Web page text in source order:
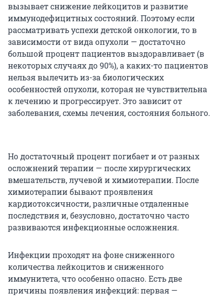
вызывает снижение лейкоцитов и развитие
иммунодефицитных состояний. Поэтому если
рассматривать успехи детской онкологии, то в
зависимости от вида опухоли — достаточно
большой процент пациентов выздоравливает (в
некоторых случаях до 90%), а каких-то пациентов
нельзя вылечить из-за биологических
особенностей опухоли, которая не чувствительна
к лечению и прогрессирует. Это зависит от
заболевания, схемы лечения, состояния больного.
Но достаточный процент погибает и от разных
осложнений терапии — после хирургических
вмешательств, лучевой и химиотерапии. После
химиотерапии бывают проявления
кардиотоксичности, различные отдаленные
последствия и, безусловно, достаточно часто
развиваются инфекционные осложнения.
Инфекции проходят на фоне сниженного
количества лейкоцитов и сниженного
иммунитета, что особенно опасно. Есть две
причины появления инфекций: первая —